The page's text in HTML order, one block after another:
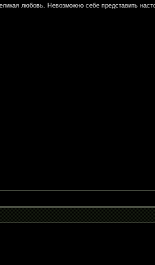
любовь. Невозможно себе представить